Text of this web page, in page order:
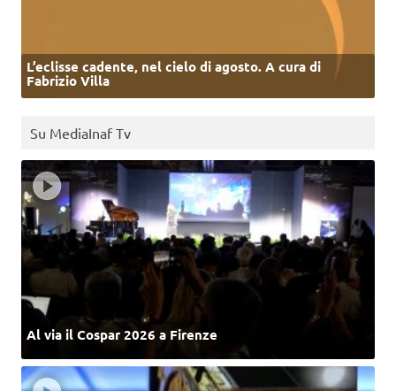
L’eclisse cadente, nel cielo di agosto. A cura di
Fabrizio Villa
Su MediaInaf Tv
Al via il Cospar 2026 a Firenze